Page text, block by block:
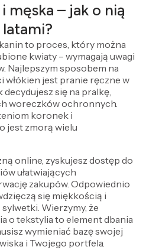
męska – jak o nią
latami?
to proces, który można
kwiaty – wymagają uwagi
Najlepszym sposobem na
włókien jest pranie ręczne w
decydujesz się na pralkę,
woreczków ochronnych.
koronek i
jest zmorą wielu
online, zyskujesz dostęp do
ułatwiających
zakupów. Odpowiednio
się miękkością i
Wierzymy, że
o tekstylia to element dbania
wymieniać bazę swojej
i Twojego portfela.